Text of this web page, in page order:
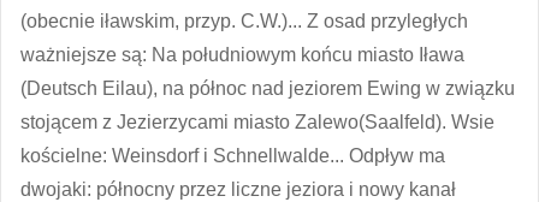
(obecnie iławskim, przyp. C.W.)... Z osad przyległych
ważniejsze są: Na południowym końcu miasto Iława
(Deutsch Eilau), na północ nad jeziorem Ewing w związku
stojącem z Jezierzycami miasto Zalewo(Saalfeld). Wsie
kościelne: Weinsdorf i Schnellwalde... Odpływ ma
dwojaki: północny przez liczne jeziora i nowy kanał